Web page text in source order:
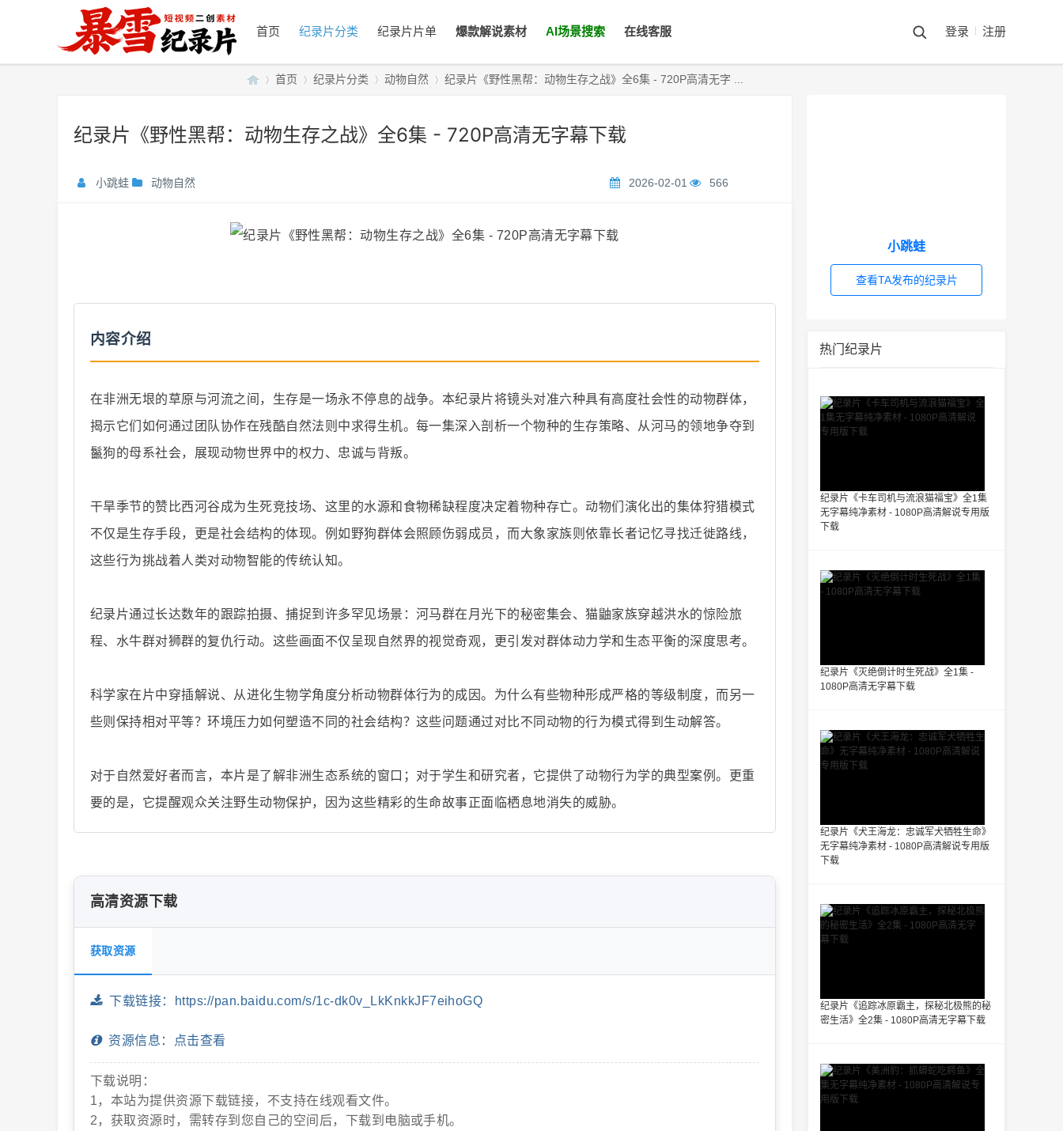
首页 纪录片分类 纪录片片单 爆款解说素材 AI场景搜索 在线客服 登录 注册
暴
雪
录
片
抖
»
首页
›
纪录片分类 动物自然 纪录片《野性黑帮：动物生存之战》全6集 - 720P高清无字 ...
纪录片《野性黑帮：动物生存之战》全6集 - 720P高清无字幕下载
小跳蛙 动物自然 2026-02-01 566
内容介绍
在非洲无垠的草原与河流之间，生存是一场永不停息的战争。本纪录片将镜头对准六种具有高度社会性的动物群体，
揭示它们如何通过团队协作在残酷自然法则中求得生机。每一集深入剖析一个物种的生存策略、从河马的领地争夺到
鬣狗的母系社会，展现动物世界中的权力、忠诚与背叛。
干旱季节的赞比西河谷成为生死竞技场、这里的水源和食物稀缺程度决定着物种存亡。动物们演化出的集体狩猎模式
不仅是生存手段，更是社会结构的体现。例如野狗群体会照顾伤弱成员，而大象家族则依靠长者记忆寻找迁徙路线，
这些行为挑战着人类对动物智能的传统认知。
纪录片通过长达数年的跟踪拍摄、捕捉到许多罕见场景：河马群在月光下的秘密集会、猫鼬家族穿越洪水的惊险旅
程、水牛群对狮群的复仇行动。这些画面不仅呈现自然界的视觉奇观，更引发对群体动力学和生态平衡的深度思考。
科学家在片中穿插解说、从进化生物学角度分析动物群体行为的成因。为什么有些物种形成严格的等级制度，而另一
些则保持相对平等？环境压力如何塑造不同的社会结构？这些问题通过对比不同动物的行为模式得到生动解答。
对于自然爱好者而言，本片是了解非洲生态系统的窗口；对于学生和研究者，它提供了动物行为学的典型案例。更重
要的是，它提醒观众关注野生动物保护，因为这些精彩的生命故事正面临栖息地消失的威胁。
高清资源下载
获取资源
下载链接：https://pan.baidu.com/s/1c-dk0v_LkKnkkJF7eihoGQ
资源信息：点击查看
下载说明：
1，本站为提供资源下载链接，不支持在线观看文件。
2，获取资源时，需转存到您自己的空间后，下载到电脑或手机。
小跳蛙
查看TA发布的纪录片
热门纪录片
纪录片《卡车司机与流浪猫福宝》全1集
无字幕纯净素材 - 1080P高清解说专用版
下载
纪录片《灭绝倒计时生死战》全1集 -
1080P高清无字幕下载
纪录片《犬王海龙：忠诚军犬牺牲生命》
无字幕纯净素材 - 1080P高清解说专用版
下载
纪录片《追踪冰原霸主，探秘北极熊的秘
密生活》全2集 - 1080P高清无字幕下载